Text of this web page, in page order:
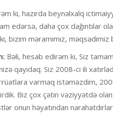
ki, hazırda beynəlxalq
edərsə, daha çox dağıntılar
bizim məramımız, məqsədimiz
Bəli, hesab edirəm ki, Siz
qayıdaq. Siz 2008-ci ili
varmaq istəməzdim,
Biz çox çətin vəziyyətdə
onun həyatından